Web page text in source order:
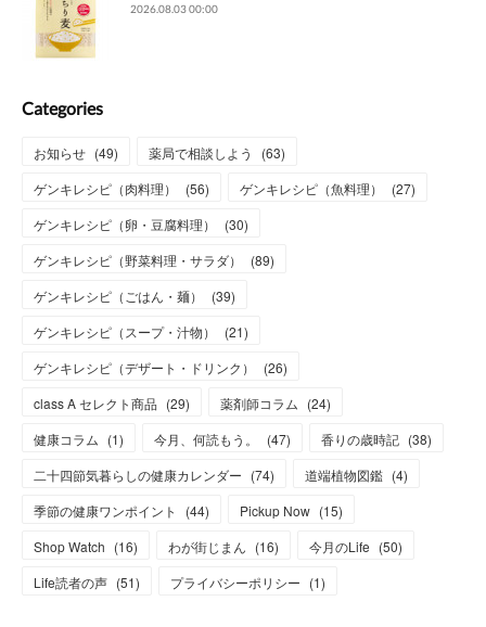
2026.08.03 00:00
Categories
お知らせ (49) 薬局で相談しよう (63)
ゲンキレシピ（肉料理）
(56) ゲンキレシピ（魚料理） (27)
ゲンキレシピ（卵・豆腐料理）
(30)
ゲンキレシピ（野菜料理・サラダ）
(89)
ゲンキレシピ（ごはん・麺）
(39)
ゲンキレシピ（スープ・汁物）
(21)
ゲンキレシピ（デザート・ドリンク）
(26)
class A セレクト商品 (29) 薬剤師コラム (24)
健康コラム (1) 今月、何読もう。 (47) 香りの歳時記 (38)
二十四節気暮らしの健康カレンダー (74) 道端植物図鑑 (4)
季節の健康ワンポイント
(44) Pickup Now (15)
Shop Watch (16) わが街じまん (16) 今月のLife (50)
Life読者の声 (51) プライバシーポリシー (1)